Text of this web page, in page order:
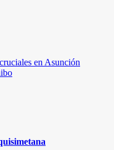
en Asunción